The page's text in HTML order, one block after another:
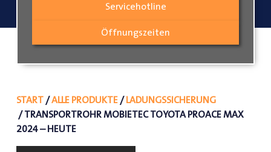
Servicehotline
Öffnungszeiten
START/ALLE PRODUKTE/LADUNGSSICHERUNG
/ TRANSPORTROHR MOBIETEC TOYOTA PROACE MAX
2024 – HEUTE